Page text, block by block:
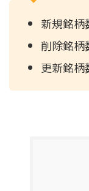
新規銘柄
削除銘柄
更新銘柄